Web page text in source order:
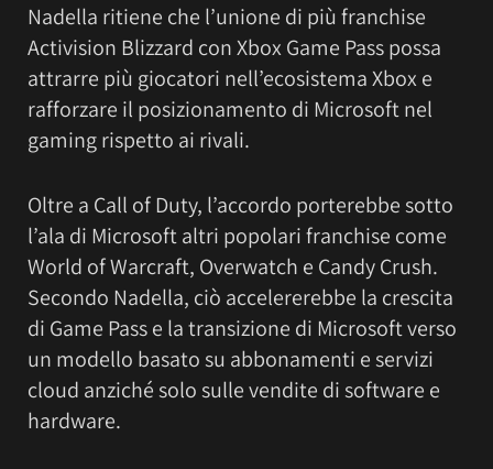
Nadella ritiene che l’unione di più franchise
Activision Blizzard con Xbox Game Pass possa
attrarre più giocatori nell’ecosistema Xbox e
rafforzare il posizionamento di Microsoft nel
gaming rispetto ai rivali.
Oltre a Call of Duty, l’accordo porterebbe sotto
l’ala di Microsoft altri popolari franchise come
World of Warcraft, Overwatch e Candy Crush.
Secondo Nadella, ciò accelererebbe la crescita
di Game Pass e la transizione di Microsoft verso
un modello basato su abbonamenti e servizi
cloud anziché solo sulle vendite di software e
hardware.